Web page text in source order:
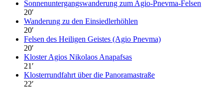
Sonnenuntergangswanderung zum Agio-Pnevma-Felsen
20′
Wanderung zu den Einsiedlerhöhlen
20′
Felsen des Heiligen Geistes (Agio Pnevma)
20′
Kloster Agios Nikolaos Anapafsas
21′
Klosterrundfahrt über die Panoramastraße
22′